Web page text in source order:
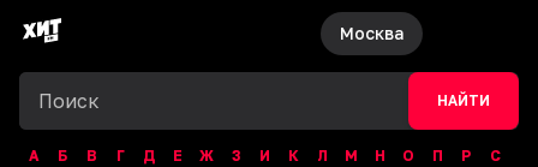
Москва
НАЙТИ
А Б В Г Д Е Ж З И К Л М Н О П Р
С